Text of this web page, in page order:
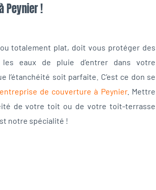
Peynier !
totalement plat, doit vous protéger des
eaux de pluie d’entrer dans votre
l’étanchéité soit parfaite. C’est ce don se
de couverture à Peynier. Mettre
de votre toit ou de votre toit-terrasse
notre spécialité !